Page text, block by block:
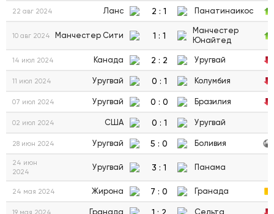
22 авг 2024 Ланс 2 : 1 Панатинаикос
10 авг 2024 Манчестер Сити 1 : 1
Манчестер
Юнайтед
14 июл 2024 Канада 2 : 2 Уругвай
11 июл 2024 Уругвай 0 : 1 Колумбия
07 июл 2024 Уругвай 0 : 0 Бразилия
02 июл 2024 США 0 : 1 Уругвай
28 июн 2024 Уругвай 5 : 0 Боливия
24 июн
2024
Уругвай 3 : 1 Панама
24 мая 2024 Жирона 7 : 0 Гранада
19 мая 2024 Гранада 1 : 2 Сельта